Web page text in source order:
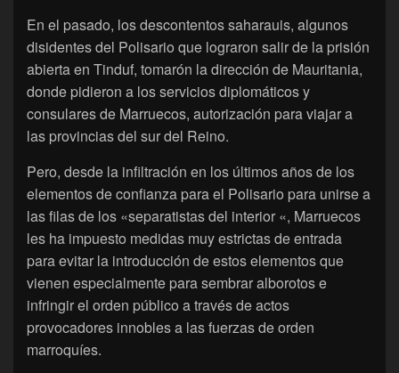
En el pasado, los descontentos saharauis, algunos
disidentes del Polisario que lograron salir de la prisión
abierta en Tinduf, tomarón la dirección de Mauritania,
donde pidieron a los servicios diplomáticos y
consulares de Marruecos, autorización para viajar a
las provincias del sur del Reino.
Pero, desde la infiltración en los últimos años de los
elementos de confianza para el Polisario para unirse a
las filas de los «separatistas del interior «, Marruecos
les ha impuesto medidas muy estrictas de entrada
para evitar la introducción de estos elementos que
vienen especialmente para sembrar alborotos e
infringir el orden público a través de actos
provocadores innobles a las fuerzas de orden
marroquíes.